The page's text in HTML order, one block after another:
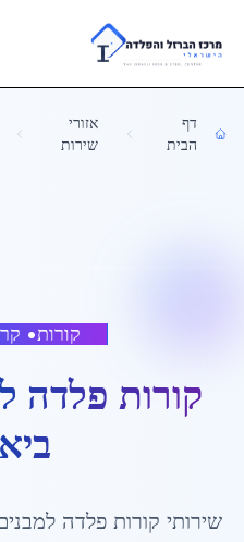
Skip to main content
דף
הבית
אזורי
שירות
קורות•
קורות פלדה
שירותי קורות פלדה